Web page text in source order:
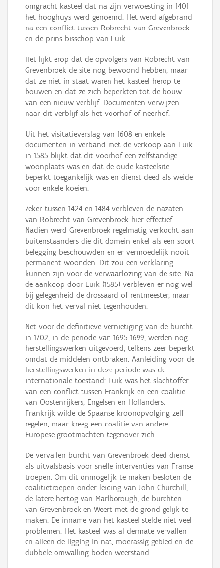
omgracht kasteel dat na zijn verwoesting in 1401
het hooghuys werd genoemd. Het werd afgebrand
na een conflict tussen Robrecht van Grevenbroek
en de prins-bisschop van Luik.
Het lijkt erop dat de opvolgers van Robrecht van
Grevenbroek de site nog bewoond hebben, maar
dat ze niet in staat waren het kasteel herop te
bouwen en dat ze zich beperkten tot de bouw
van een nieuw verblijf. Documenten verwijzen
naar dit verblijf als het voorhof of neerhof.
Uit het visitatieverslag van 1608 en enkele
documenten in verband met de verkoop aan Luik
in 1585 blijkt dat dit voorhof een zelfstandige
woonplaats was en dat de oude kasteelsite
beperkt toegankelijk was en dienst deed als weide
voor enkele koeien.
Zeker tussen 1424 en 1484 verbleven de nazaten
van Robrecht van Grevenbroek hier effectief.
Nadien werd Grevenbroek regelmatig verkocht aan
buitenstaanders die dit domein enkel als een soort
belegging beschouwden en er vermoedelijk nooit
permanent woonden. Dit zou een verklaring
kunnen zijn voor de verwaarlozing van de site. Na
de aankoop door Luik (1585) verbleven er nog wel
bij gelegenheid de drossaard of rentmeester, maar
dit kon het verval niet tegenhouden.
Net voor de definitieve vernietiging van de burcht
in 1702, in de periode van 1695-1699, werden nog
herstellingswerken uitgevoerd, telkens zeer beperkt
omdat de middelen ontbraken. Aanleiding voor de
herstellingswerken in deze periode was de
internationale toestand: Luik was het slachtoffer
van een conflict tussen Frankrijk en een coalitie
van Oostenrijkers, Engelsen en Hollanders.
Frankrijk wilde de Spaanse kroonopvolging zelf
regelen, maar kreeg een coalitie van andere
Europese grootmachten tegenover zich.
De vervallen burcht van Grevenbroek deed dienst
als uitvalsbasis voor snelle interventies van Franse
troepen. Om dit onmogelijk te maken besloten de
coalitietroepen onder leiding van John Churchill,
de latere hertog van Marlborough, de burchten
van Grevenbroek en Weert met de grond gelijk te
maken. De inname van het kasteel stelde niet veel
problemen. Het kasteel was al dermate vervallen
en alleen de ligging in nat, moerassig gebied en de
dubbele omwalling boden weerstand.